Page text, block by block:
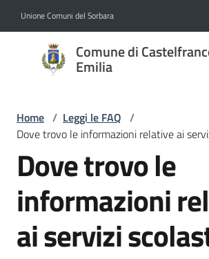
Unione Comuni del Sorbara
Comune di
Emilia
Comune di
Castelfranco
Novità
Servizi
Home / Leggi le FAQ /
Dove trovo le informazioni relative ai
Salta al contenuto
Dove trovo le
informazioni
ai servizi